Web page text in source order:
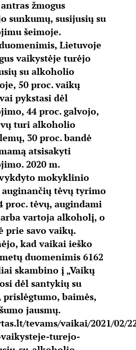
žmogus
sunkumų, susijusių su
šeimoje.
Lietuvoje
vaikystėje turėjo
su alkoholio
50 proc. vaikų
pykstasi dėl
44 proc. galvojo,
turi alkoholio
30 proc. bandė
atsisakyti
2020 m.
mokyklinio
auginančių tėvų tyrimo
proc. tėvų, augindami
vartoja alkoholį, o
prie savo vaikų.
kad vaikai ieško
duomenimis 6162
skambino į „Vaikų
dėl santykių su
prislėgtumo, baimės,
jausmų.
tevams/vaikai/2021/02/
turejo-